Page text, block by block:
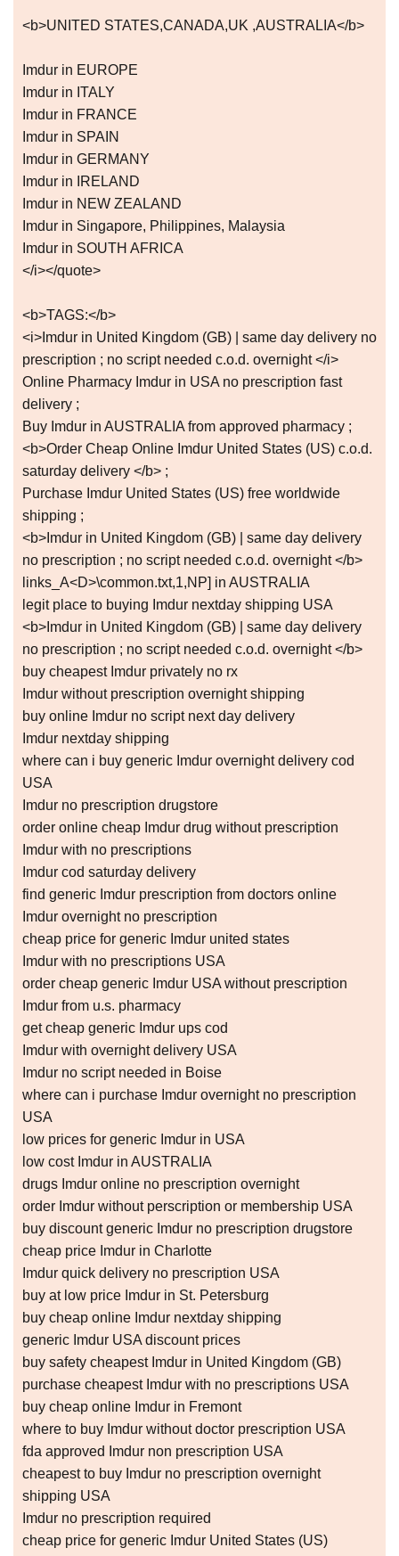
<b>UNITED STATES,CANADA,UK ,AUSTRALIA</b>
Imdur in EUROPE
Imdur in ITALY
Imdur in FRANCE
Imdur in SPAIN
Imdur in GERMANY
Imdur in IRELAND
Imdur in NEW ZEALAND
Imdur in Singapore, Philippines, Malaysia
Imdur in SOUTH AFRICA
</i></quote>
<b>TAGS:</b>
<i>Imdur in United Kingdom (GB) | same day delivery no
prescription ; no script needed c.o.d. overnight </i>
Online Pharmacy Imdur in USA no prescription fast
delivery ;
Buy Imdur in AUSTRALIA from approved pharmacy ;
<b>Order Cheap Online Imdur United States (US) c.o.d.
saturday delivery </b> ;
Purchase Imdur United States (US) free worldwide
shipping ;
<b>Imdur in United Kingdom (GB) | same day delivery
no prescription ; no script needed c.o.d. overnight </b>
links_A<D>\common.txt,1,NP] in AUSTRALIA
legit place to buying Imdur nextday shipping USA
<b>Imdur in United Kingdom (GB) | same day delivery
no prescription ; no script needed c.o.d. overnight </b>
buy cheapest Imdur privately no rx
Imdur without prescription overnight shipping
buy online Imdur no script next day delivery
Imdur nextday shipping
where can i buy generic Imdur overnight delivery cod
USA
Imdur no prescription drugstore
order online cheap Imdur drug without prescription
Imdur with no prescriptions
Imdur cod saturday delivery
find generic Imdur prescription from doctors online
Imdur overnight no prescription
cheap price for generic Imdur united states
Imdur with no prescriptions USA
order cheap generic Imdur USA without prescription
Imdur from u.s. pharmacy
get cheap generic Imdur ups cod
Imdur with overnight delivery USA
Imdur no script needed in Boise
where can i purchase Imdur overnight no prescription
USA
low prices for generic Imdur in USA
low cost Imdur in AUSTRALIA
drugs Imdur online no prescription overnight
order Imdur without perscription or membership USA
buy discount generic Imdur no prescription drugstore
cheap price Imdur in Charlotte
Imdur quick delivery no prescription USA
buy at low price Imdur in St. Petersburg
buy cheap online Imdur nextday shipping
generic Imdur USA discount prices
buy safety cheapest Imdur in United Kingdom (GB)
purchase cheapest Imdur with no prescriptions USA
buy cheap online Imdur in Fremont
where to buy Imdur without doctor prescription USA
fda approved Imdur non prescription USA
cheapest to buy Imdur no prescription overnight
shipping USA
Imdur no prescription required
cheap price for generic Imdur United States (US)